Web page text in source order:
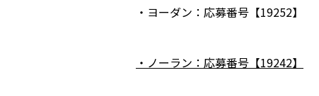
・ヨーダン：応募番号【19252】
・ノーラン：応募番号【19242】